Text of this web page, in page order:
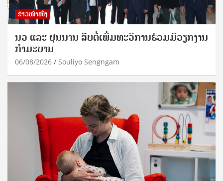
ຂ່າວໜ້າໜຶ່ງ
ນວ ແລະ ຢຸນນານ ສືບຕໍ່ເພີ່ມທະວີການຮ່ວມມືວຽກງານ
ກຳມະບານ
06/08/2026 Souliyo Sengngam